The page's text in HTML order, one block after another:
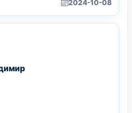
2024-10-08